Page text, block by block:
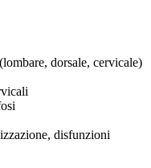
dorsale, cervicale)
disfunzioni